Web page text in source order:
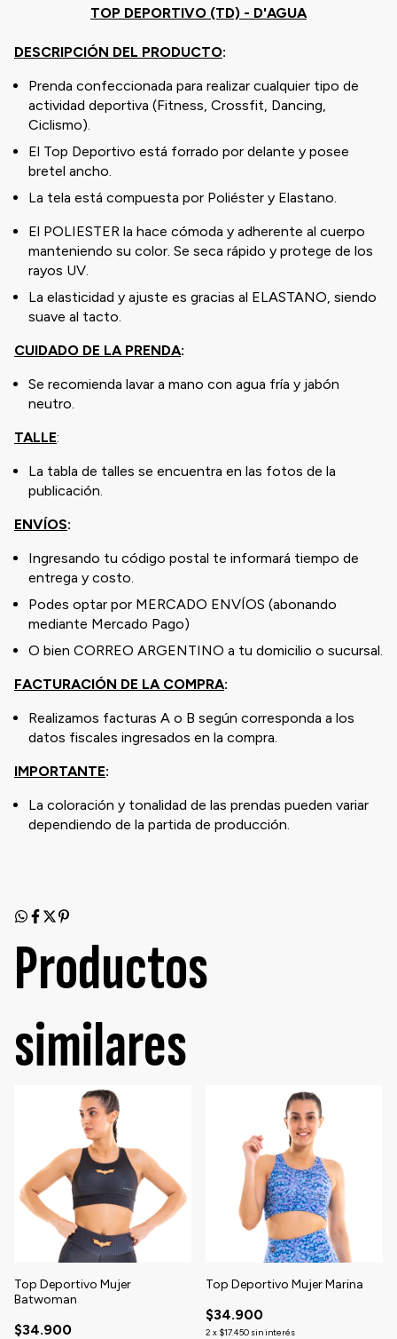
TOP DEPORTIVO (TD) - D'AGUA
DESCRIPCIÓN DEL PRODUCTO:
Prenda confeccionada para realizar cualquier tipo de
actividad deportiva (Fitness, Crossfit, Dancing,
Ciclismo).
El Top Deportivo está forrado por delante y posee
bretel ancho.
La tela está compuesta por Poliéster y Elastano.
El POLIESTER la hace cómoda y adherente al cuerpo
manteniendo su color. Se seca rápido y protege de los
rayos UV.
La elasticidad y ajuste es gracias al ELASTANO, siendo
suave al tacto.
CUIDADO DE LA PRENDA:
Se recomienda lavar a mano con agua fría y jabón
neutro.
TALLE:
La tabla de talles se encuentra en las fotos de la
publicación.
ENVÍOS:
Ingresando tu código postal te informará tiempo de
entrega y costo.
Podes optar por MERCADO ENVÍOS (abonando
mediante Mercado Pago)
O bien CORREO ARGENTINO a tu domicilio o sucursal.
FACTURACIÓN DE LA COMPRA:
Realizamos facturas A o B según corresponda a los
datos fiscales ingresados en la compra.
IMPORTANTE:
La coloración y tonalidad de las prendas pueden variar
dependiendo de la partida de producción.
Productos
similares
Top Deportivo Mujer
Batwoman
$34.900
Top Deportivo Mujer Marina
$34.900
2 x $17.450 sin interés